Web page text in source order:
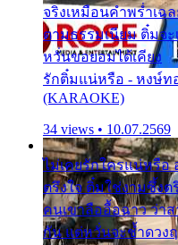
จริงเหมือนคำพร่ำเฉ
ตามธรรมเนียม ติ๋มจ
หวั่นขอยอมได้เคียง
รักติ๋มแน่หรือ - หงษ์ท
(KARAOKE)
34 views • 10.07.2569
ไม่เคยรักใครแน่หรือ
ตรึงใจ ติ๋มใช่งามซึ้ง
คนเขาลืออื้อฉาว ว่า
กัน แต่หวั่นจะช้ำดวง